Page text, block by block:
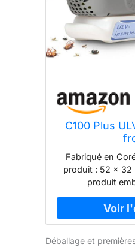
C100 Plus
Fabriqué en
produit : 52 x 32
produit
Déballage et